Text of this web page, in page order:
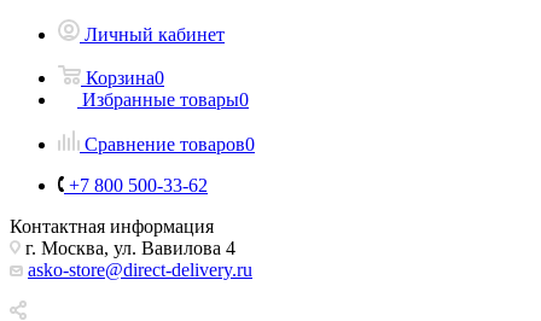
Личный кабинет
Корзина0
Избранные товары0
Сравнение товаров0
+7 800 500-33-62
Контактная информация
г. Москва, ул. Вавилова 4
asko-store@direct-delivery.ru